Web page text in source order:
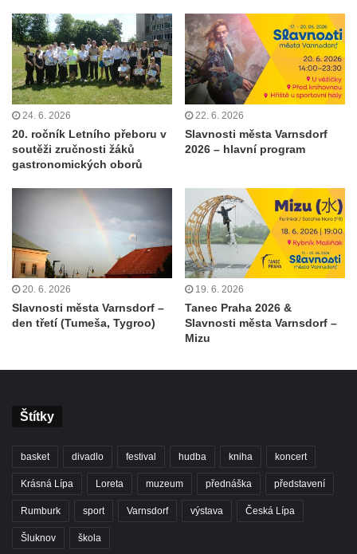
24. 6. 2026
20. ročník Letního přeboru v
soutěži zručnosti žáků
gastronomických oborů
22. 6. 2026
Slavnosti města Varnsdorf
2026 – hlavní program
20. 6. 2026
Slavnosti města Varnsdorf –
den třetí (Tumeša, Tygroo)
19. 6. 2026
Tanec Praha 2026 &
Slavnosti města Varnsdorf –
Mizu
Štítky
basket divadlo festival hudba kniha koncert
Krásná Lípa Loreta muzeum přednáška představení
Rumburk sport Varnsdorf výstava Česká Lípa
Šluknov škola